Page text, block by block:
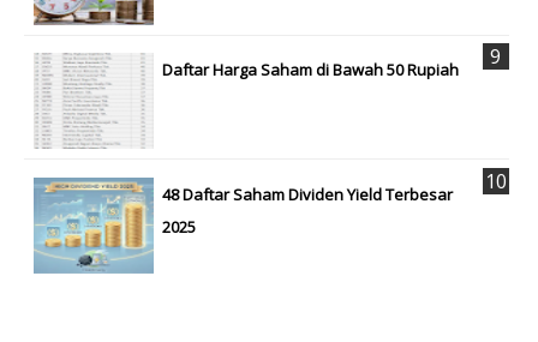
Daftar Harga Saham di Bawah 50 Rupiah
48 Daftar Saham Dividen Yield Terbesar
2025